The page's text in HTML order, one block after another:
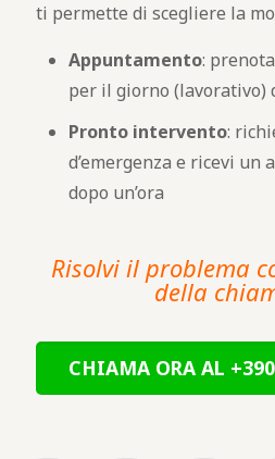
ti permette di scegliere la
Appuntamento:
per il giorno (lavorativo)
Pronto intervento:
d’emergenza e ricevi un
dopo un’ora
Risolvi il problema
della
CHIAMA ORA AL